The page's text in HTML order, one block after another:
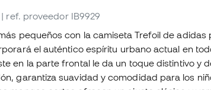
| ref. proveedor IB9929
pequeños con la camiseta Trefoil de adidas
el auténtico espíritu urbano actual en
en la parte frontal le da un toque distintivo y
garantiza suavidad y comodidad para los